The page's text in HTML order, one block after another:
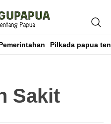
Pilkada papua
Sakit